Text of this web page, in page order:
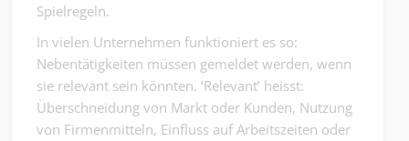
Spielregeln.
In vielen Unternehmen funktioniert es so:
Nebentätigkeiten müssen gemeldet werden, wenn
sie relevant sein könnten. ‘Relevant’ heisst:
Überschneidung von Markt oder Kunden, Nutzung
von Firmenmitteln, Einfluss auf Arbeitszeiten oder